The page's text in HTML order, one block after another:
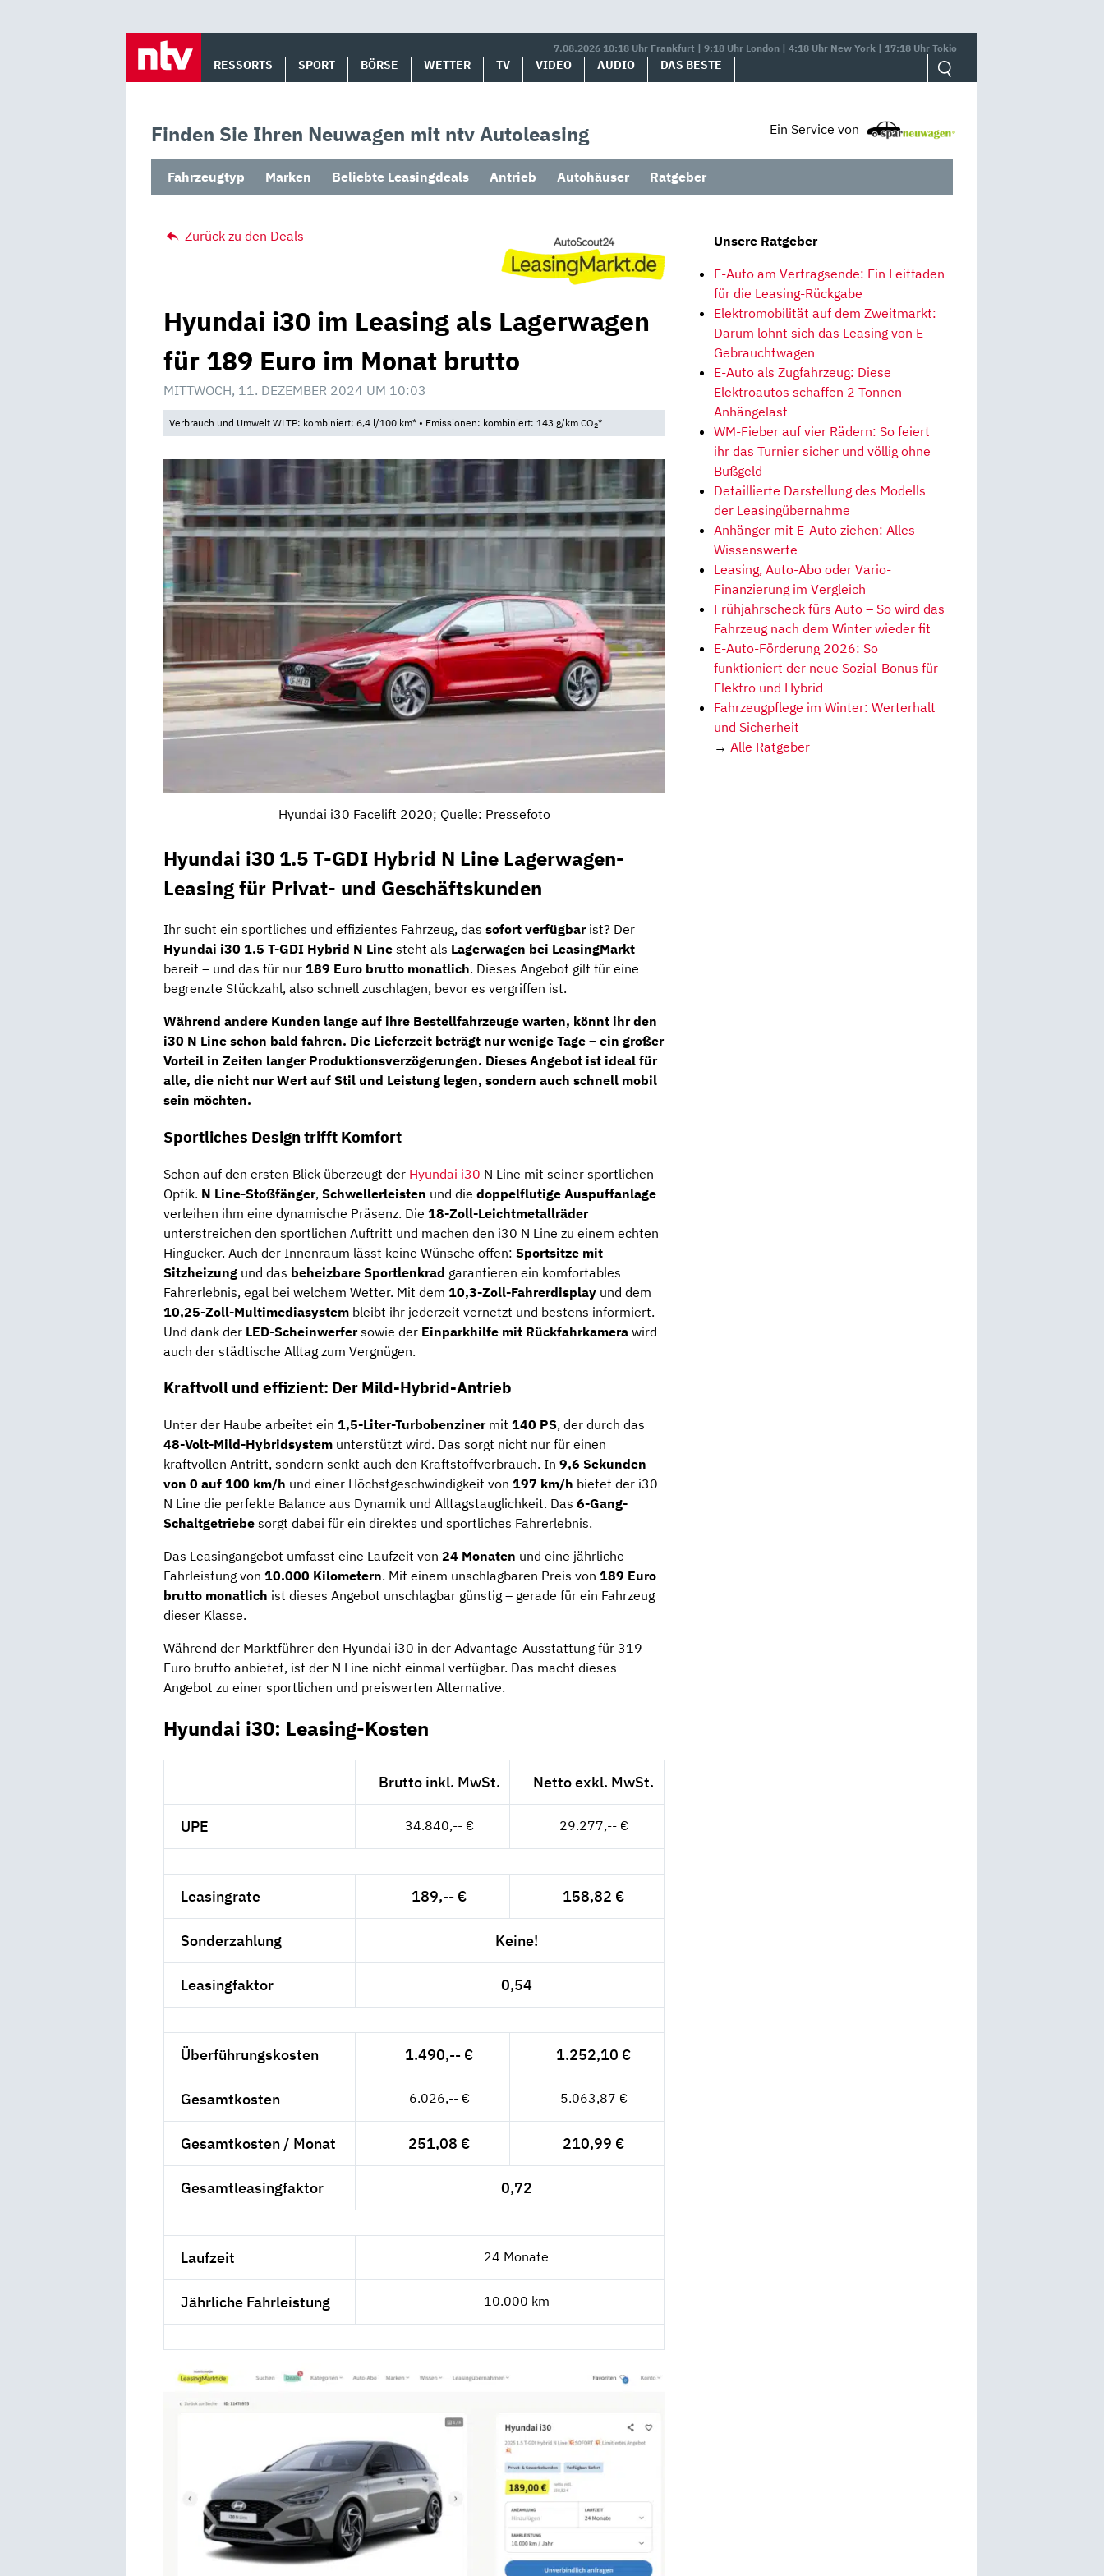
7.08.2026 10:18 Uhr Frankfurt | 9:18 Uhr London | 4:18 Uhr New York | 17:18 Uhr Tokio
RESSORTS SPORT BÖRSE WETTER TV VIDEO AUDIO DAS BESTE
Finden Sie Ihren Neuwagen mit ntv Autoleasing Ein Service von
Fahrzeugtyp Marken Beliebte Leasingdeals Antrieb Autohäuser Ratgeber
Zurück zu den Deals
Hyundai i30 im Leasing als Lagerwagen
für 189 Euro im Monat brutto
MITTWOCH, 11. DEZEMBER 2024 UM 10:03
Verbrauch und Umwelt WLTP: kombiniert: 6,4 l/100 km* • Emissionen: kombiniert: 143 g/km CO2*
Hyundai i30 Facelift 2020; Quelle: Pressefoto
Hyundai i30 1.5 T-GDI Hybrid N Line Lagerwagen-
Leasing für Privat- und Geschäftskunden
Ihr sucht ein sportliches und effizientes Fahrzeug, das sofort verfügbarist? Der
Hyundai i30 1.5 T-GDI Hybrid N Line steht als Lagerwagen bei LeasingMarkt
bereit – und das für nur 189 Euro brutto monatlich. Dieses Angebot gilt für eine
begrenzte Stückzahl, also schnell zuschlagen, bevor es vergriffen ist.
Während andere Kunden lange auf ihre Bestellfahrzeuge warten, könnt ihr den
i30 N Line schon bald fahren. Die Lieferzeit beträgt nur wenige Tage – ein großer
Vorteil in Zeiten langer Produktionsverzögerungen. Dieses Angebot ist ideal für
alle, die nicht nur Wert auf Stil und Leistung legen, sondern auch schnell mobil
sein möchten.
Sportliches Design trifft Komfort
Schon auf den ersten Blick überzeugt der Hyundai i30 N Line mit seiner sportlichen
Optik. N Line-Stoßfänger, Schwellerleisten und die doppelflutige Auspuffanlage
verleihen ihm eine dynamische Präsenz. Die 18-Zoll-Leichtmetallräder
unterstreichen den sportlichen Auftritt und machen den i30 N Line zu einem echten
Hingucker. Auch der Innenraum lässt keine Wünsche offen: Sportsitze mit
Sitzheizung und das beheizbare Sportlenkrad garantieren ein komfortables
Fahrerlebnis, egal bei welchem Wetter. Mit dem 10,3-Zoll-Fahrerdisplay und dem
10,25-Zoll-Multimediasystem bleibt ihr jederzeit vernetzt und bestens informiert.
Und dank der LED-Scheinwerfersowie der Einparkhilfe mit Rückfahrkamera wird
auch der städtische Alltag zum Vergnügen.
Kraftvoll und effizient: Der Mild-Hybrid-Antrieb
Unter der Haube arbeitet ein 1,5-Liter-Turbobenzinermit 140 PS, der durch das
48-Volt-Mild-Hybridsystem unterstützt wird. Das sorgt nicht nur für einen
kraftvollen Antritt, sondern senkt auch den Kraftstoffverbrauch. In 9,6 Sekunden
von 0 auf 100 km/h und einer Höchstgeschwindigkeit von 197 km/h bietet der i30
N Line die perfekte Balance aus Dynamik und Alltagstauglichkeit. Das 6-Gang-
Schaltgetriebe sorgt dabei für ein direktes und sportliches Fahrerlebnis.
Das Leasingangebot umfasst eine Laufzeit von 24 Monaten und eine jährliche
Fahrleistung von 10.000 Kilometern. Mit einem unschlagbaren Preis von 189 Euro
brutto monatlich ist dieses Angebot unschlagbar günstig – gerade für ein Fahrzeug
dieser Klasse.
Während der Marktführer den Hyundai i30 in der Advantage-Ausstattung für 319
Euro brutto anbietet, ist der N Line nicht einmal verfügbar. Das macht dieses
Angebot zu einer sportlichen und preiswerten Alternative.
Hyundai i30: Leasing-Kosten
Brutto inkl. MwSt. Netto exkl. MwSt.
UPE 34.840,-- € 29.277,-- €
Leasingrate 189,-- € 158,82 €
Sonderzahlung Keine!
Leasingfaktor 0,54
Überführungskosten 1.490,-- € 1.252,10 €
Gesamtkosten 6.026,-- € 5.063,87 €
Gesamtkosten / Monat 251,08 € 210,99 €
Gesamtleasingfaktor 0,72
Laufzeit 24 Monate
Jährliche Fahrleistung 10.000 km
Unsere Ratgeber
E-Auto am Vertragsende: Ein Leitfaden
für die Leasing-Rückgabe
Elektromobilität auf dem Zweitmarkt:
Darum lohnt sich das Leasing von E-
Gebrauchtwagen
E-Auto als Zugfahrzeug: Diese
Elektroautos schaffen 2 Tonnen
Anhängelast
WM-Fieber auf vier Rädern: So feiert
ihr das Turnier sicher und völlig ohne
Bußgeld
Detaillierte Darstellung des Modells
der Leasingübernahme
Anhänger mit E-Auto ziehen: Alles
Wissenswerte
Leasing, Auto-Abo oder Vario-
Finanzierung im Vergleich
Frühjahrscheck fürs Auto – So wird das
Fahrzeug nach dem Winter wieder fit
E-Auto-Förderung 2026: So
funktioniert der neue Sozial-Bonus für
Elektro und Hybrid
Fahrzeugpflege im Winter: Werterhalt
und Sicherheit
→ Alle Ratgeber